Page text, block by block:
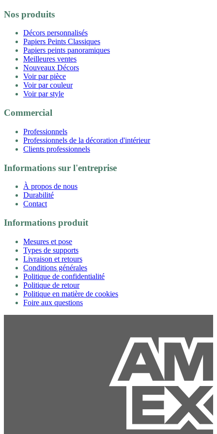
Nos produits
Décors personnalisés
Papiers Peints Classiques
Papiers peints panoramiques
Meilleures ventes
Nouveaux Décors
Voir par pièce
Voir par couleur
Voir par style
Commercial
Professionnels
Professionnels de la décoration d'intérieur
Clients professionnels
Informations sur l'entreprise
À propos de nous
Durabilité
Contact
Informations produit
Mesures et pose
Types de supports
Livraison et retours
Conditions générales
Politique de confidentialité
Politique de retour
Politique en matière de cookies
Foire aux questions